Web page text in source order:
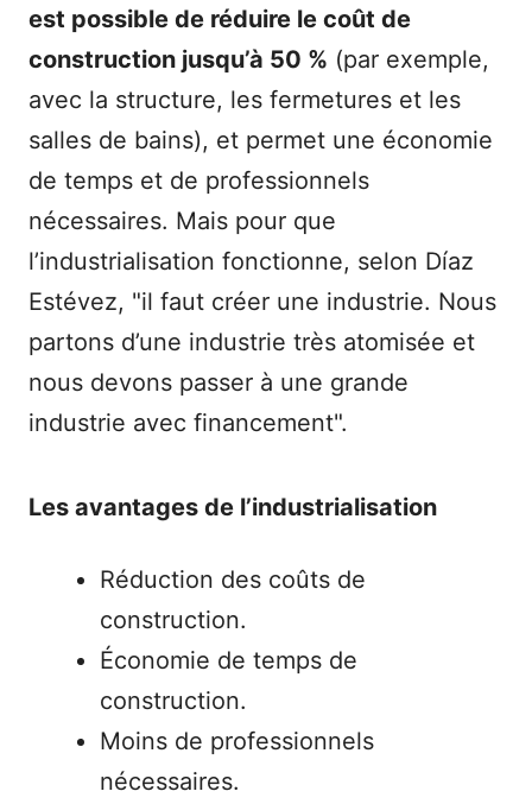
est possible de réduire le coût de
construction jusqu’à 50 % (par exemple,
avec la structure, les fermetures et les
salles de bains), et permet une économie
de temps et de professionnels
nécessaires. Mais pour que
l’industrialisation fonctionne, selon Díaz
Estévez, "il faut créer une industrie. Nous
partons d’une industrie très atomisée et
nous devons passer à une grande
industrie avec financement".
Les avantages de l’industrialisation
Réduction des coûts de
construction.
Économie de temps de
construction.
Moins de professionnels
nécessaires.